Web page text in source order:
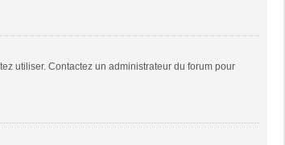
utiliser. Contactez un administrateur du forum pour